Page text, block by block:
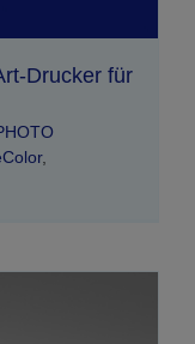
Drucker für
,